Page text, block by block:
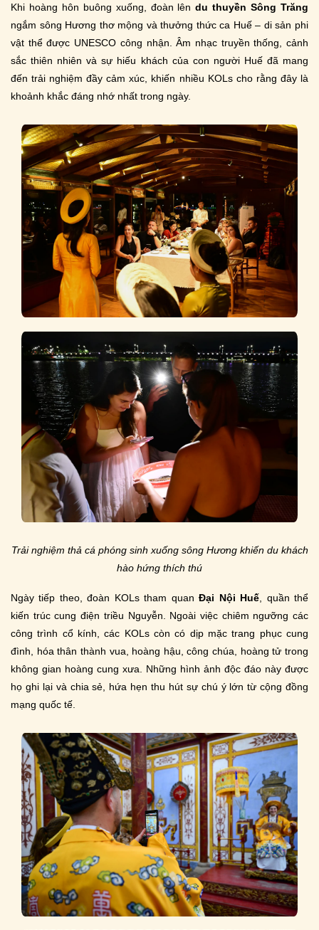
Khi hoàng hôn buông xuống, đoàn lêndu thuyền Sông Trăng
ngắm sông Hương thơ mộng và thưởng thức ca Huế – di sản phi
vật thể được UNESCO công nhận. Âm nhạc truyền thống, cảnh
sắc thiên nhiên và sự hiếu khách của con người Huế đã mang
đến trải nghiệm đầy cảm xúc, khiến nhiều KOLs cho rằng đây là
khoảnh khắc đáng nhớ nhất trong ngày.
Trải nghiệm thả cá phóng sinh xuống sông Hương khiến du khách
hào hứng thích thú
Ngày tiếp theo, đoàn KOLs tham quanĐại Nội Huế, quần thể
kiến trúc cung điện triều Nguyễn. Ngoài việc chiêm ngưỡng các
công trình cổ kính, các KOLs còn có dịp mặc trang phục cung
đình, hóa thân thành vua, hoàng hậu, công chúa, hoàng tử trong
không gian hoàng cung xưa. Những hình ảnh độc đáo này được
họ ghi lại và chia sẻ, hứa hẹn thu hút sự chú ý lớn từ cộng đồng
mạng quốc tế.